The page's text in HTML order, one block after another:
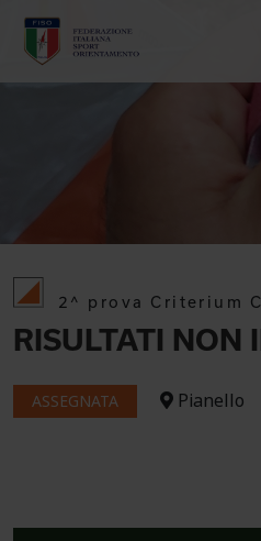
2^ prova Criterium
RISULTATI NON
ASSEGNATA Pianello